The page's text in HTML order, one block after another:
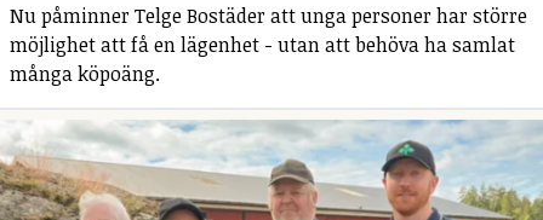
Nu påminner Telge Bostäder att unga personer har större
möjlighet att få en lägenhet - utan att behöva ha samlat
många köpoäng.